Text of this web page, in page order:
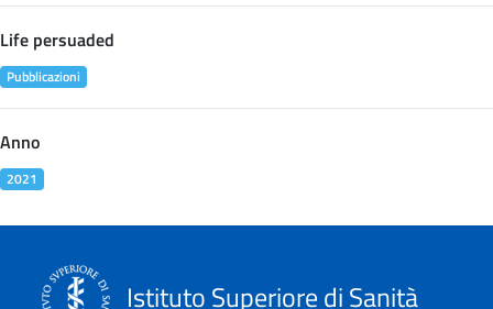
Life persuaded
Pubblicazioni
Anno
2021
Istituto Superiore di Sanità